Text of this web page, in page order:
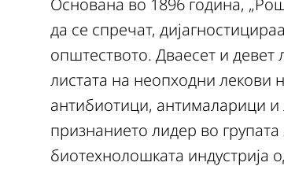
Основана во 1896 година,
да се спречат,
општеството. Дваесет и
листата на неопходни лекови
антибиотици, антималарици и
признанието лидер во
биотехнолошката индустрија